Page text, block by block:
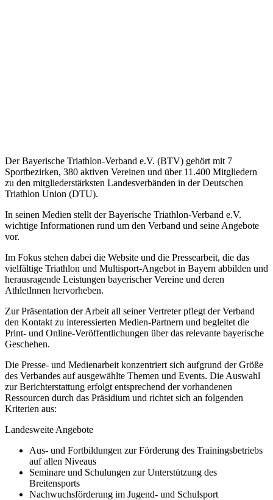
Der Bayerische Triathlon-Verband e.V. (BTV) gehört mit 7
Sportbezirken, 380 aktiven Vereinen und über 11.400 Mitgliedern
zu den mitgliederstärksten Landesverbänden in der Deutschen
Triathlon Union (DTU).
In seinen Medien stellt der Bayerische Triathlon-Verband e.V.
wichtige Informationen rund um den Verband und seine Angebote
vor.
Im Fokus stehen dabei die Website und die Pressearbeit, die das
vielfältige Triathlon und Multisport-Angebot in Bayern abbilden und
herausragende Leistungen bayerischer Vereine und deren
AthletInnen hervorheben.
Zur Präsentation der Arbeit all seiner Vertreter pflegt der Verband
den Kontakt zu interessierten Medien-Partnern und begleitet die
Print- und Online-Veröffentlichungen über das relevante bayerische
Geschehen.
Die Presse- und Medienarbeit konzentriert sich aufgrund der Größe
des Verbandes auf ausgewählte Themen und Events. Die Auswahl
zur Berichterstattung erfolgt entsprechend der vorhandenen
Ressourcen durch das Präsidium und richtet sich an folgenden
Kriterien aus:
Landesweite Angebote
Aus- und Fortbildungen zur Förderung des Trainingsbetriebs
auf allen Niveaus
Seminare und Schulungen zur Unterstützung des
Breitensports
Nachwuchsförderung im Jugend- und Schulsport